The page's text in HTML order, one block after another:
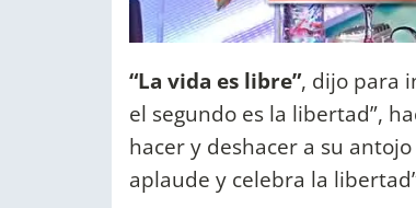
“La vida es libre”, dijo para
el segundo es la libertad”,
hacer y deshacer a su
aplaude y celebra la